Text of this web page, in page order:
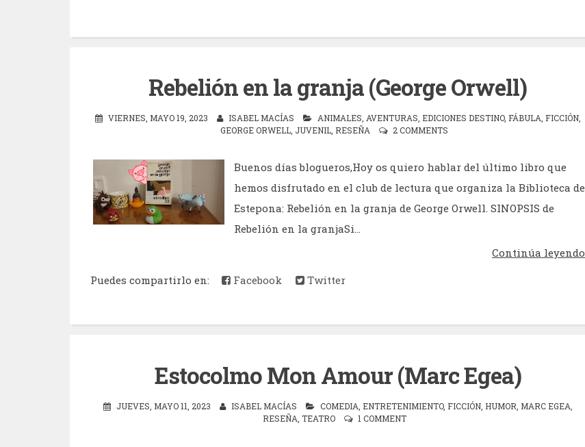
Rebelión en la granja (George Orwell)
VIERNES, MAYO 19, 2023 ISABEL MACÍAS ANIMALES AVENTURAS EDICIONES DESTINO, FÁBULA FICCIÓN,
GEORGE ORWELL JUVENIL RESEÑA 2 COMMENTS
Buenos días blogueros,Hoy os quiero hablar del último libro que
hemos disfrutado en el club de lectura que organiza la Biblioteca de
Estepona: Rebelión en la granja de George Orwell. SINOPSIS de
Rebelión en la granjaSi...
Continúa leyendo
Puedes compartirlo en:
Facebook Twitter
Estocolmo Mon Amour (Marc Egea)
JUEVES, MAYO 11, 2023 ISABEL MACÍAS COMEDIA ENTRETENIMIENTO, FICCIÓN, HUMOR MARC EGEA
RESEÑA TEATRO 1 COMMENT